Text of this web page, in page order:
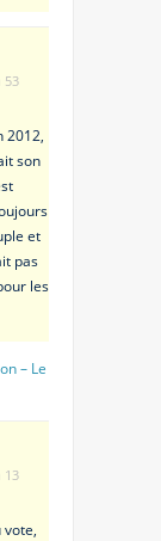
53
2012,
son
et
pas
les
– Le
13
vote,